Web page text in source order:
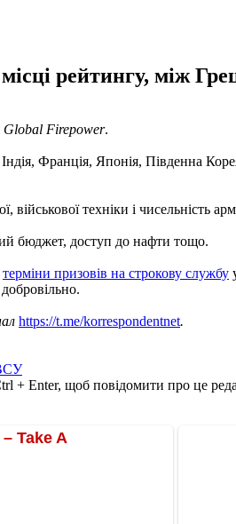
рейтингу, між
Global Firepower.
Франція, Японія, Південна
техніки і чисельність
бюджет, доступ до нафти тощо.
терміни призовів на строкову службу
https://t.me/korrespondentnet.
+ Enter, щоб повідомити про це